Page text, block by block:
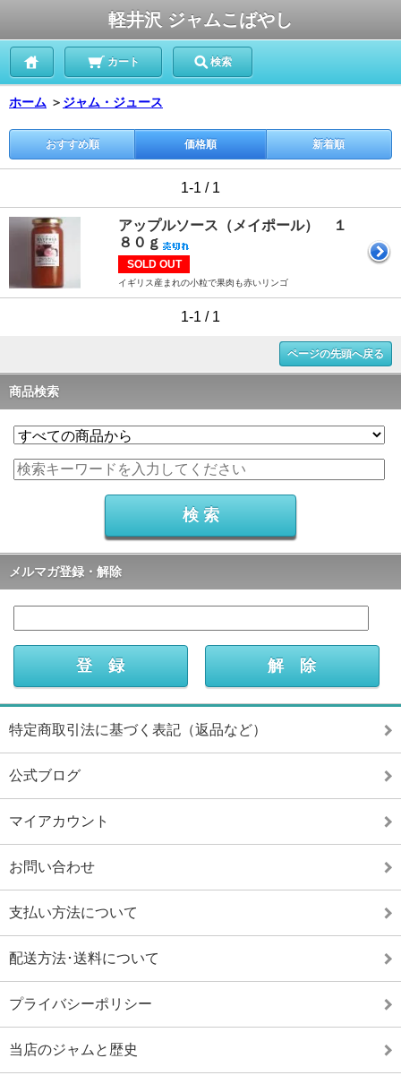
軽井沢 ジャムこばやし
カート 検索
ホーム ＞ ジャム・ジュース
おすすめ順 価格順 新着順
1-1 / 1
アップルソース（メイポール） １
８０ｇ
SOLD OUT
イギリス産まれの小粒で果肉も赤いリンゴ
1-1 / 1
ページの先頭へ戻る
商品検索
メルマガ登録・解除
特定商取引法に基づく表記（返品など）
公式ブログ
マイアカウント
お問い合わせ
支払い方法について
配送方法･送料について
プライバシーポリシー
当店のジャムと歴史